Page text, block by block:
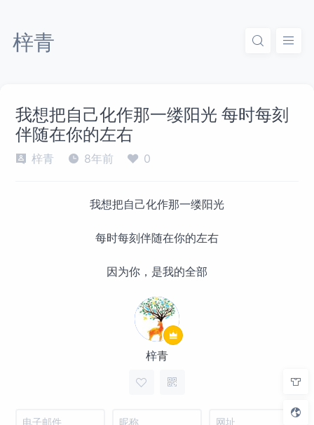
梓青
我想把自己化作那一缕阳光 每时每刻
伴随在你的左右
梓青 8年前 0
我想把自己化作那一缕阳光
每时每刻伴随在你的左右
因为你，是我的全部
梓青